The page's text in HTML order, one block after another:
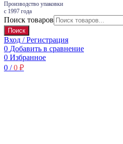
Производство упаковки
с 1997 года
Поиск товаров
Поиск
Вход / Регистрация
0 Добавить в сравнение
0 Избранное
0 / 0 ₽